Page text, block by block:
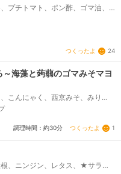
プチトマト、ポン酢、ゴマ油、
つくったよ 24
海藻と蒟蒻のゴマみそマヨ
こんにゃく、西京みそ、みり
ゴマ（白）
調理時間：約30分 つくったよ 1
、ニンジン、レタス、★サラダ